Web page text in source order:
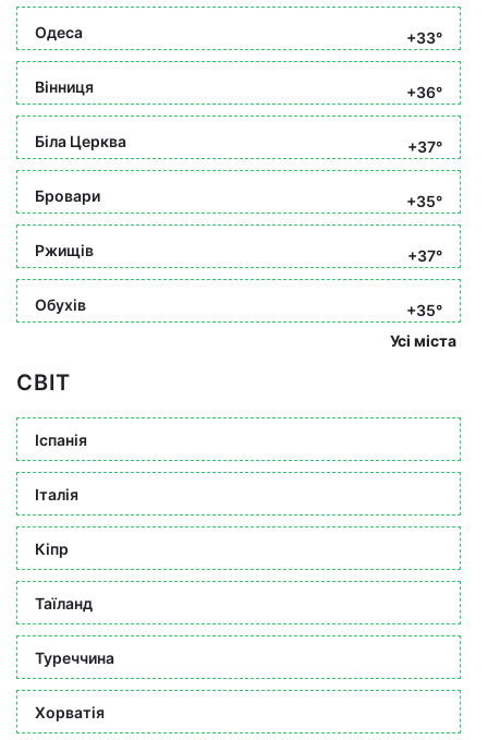
Одеса +33°
Вінниця +36°
Біла Церква +37°
Бровари +35°
Ржищів +37°
Обухів
+35°
Усі міста
СВІТ
Іспанія
Італія
Кіпр
Таїланд
Туреччина
Хорватія